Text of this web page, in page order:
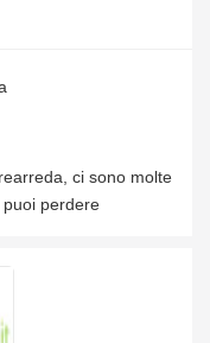
ci sono molte
perdere